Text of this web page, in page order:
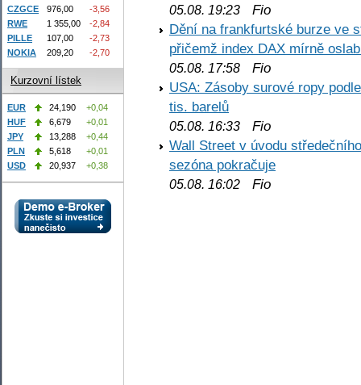
05.08. 19:23 Fio
Dění na frankfurtské burze ve
přičemž index DAX mírně
05.08. 17:58 Fio
USA: Zásoby surové ropy
tis. barelů
05.08. 16:33 Fio
Wall Street v úvodu
sezóna pokračuje
05.08. 16:02 Fio
CZGCE
976,00
-3,56
RWE
1 355,00
-2,84
PILLE
107,00
-2,73
NOKIA
209,20 -2,70
Kurzovní lístek
EUR 24,190
+0,04
HUF
6,679
+0,01
JPY
13,288
+0,44
PLN
5,618
+0,01
USD
20,937 +0,38